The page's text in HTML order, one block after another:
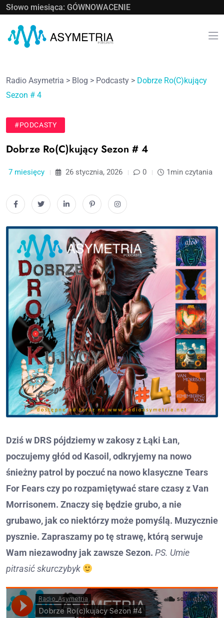
Słowo miesiąca: GÓWNOWACENIE
Radio Asymetria > Blog > Podcasty > Dobrze Ro(C)kujący
Sezon # 4
#PODCASTY
Dobrze Ro(C)kujący Sezon # 4
7 miesięcy 26 stycznia, 2026 0 1min czytania
Dziś w DRS pójdziemy w zakosy z Łąki Łan,
poczujemy głód od Kasoil, odkryjemy na nowo
śnieżny patrol by poczuć na nowo klasyczne Tears
For Fears czy po rozpamiętywać stare czasy z Van
Morrisonem. Znaczy się będzie grubo, a nie
grubawo, jak co niektórzy może pomyślą. Muzycznie
pysznie. Zapraszamy po tę strawę, którą serwuje
Wam niezawodny jak zawsze Sezon. PS. Umie
pitrasić skurczybyk